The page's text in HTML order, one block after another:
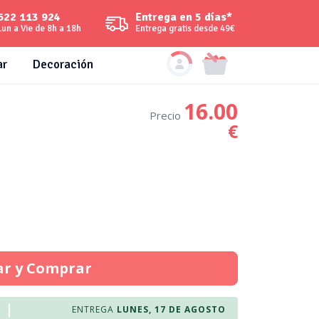
113 924
a Vie de 8h a 18h
Entrega en 5 días*
Entrega gratis desde 49€
Decoración
Precio 16.00
€
y Comprar
ENTREGA LUNES, 17 DE AGOSTO